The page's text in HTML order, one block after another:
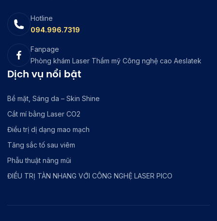
Hotline
094.996.7319
Fanpage
Phòng khám Laser Thẩm mỹ Công nghệ cao Aeslatek
Dịch vụ nổi bật
Bề mặt, Sáng da – Skin Shine
Cắt mí bằng Laser CO2
Điều trị dị dạng mao mạch
Tăng sắc tố sau viêm
Phẫu thuật nâng mũi
ĐIỀU TRỊ TÀN NHANG VỚI CÔNG NGHỆ LASER PICO